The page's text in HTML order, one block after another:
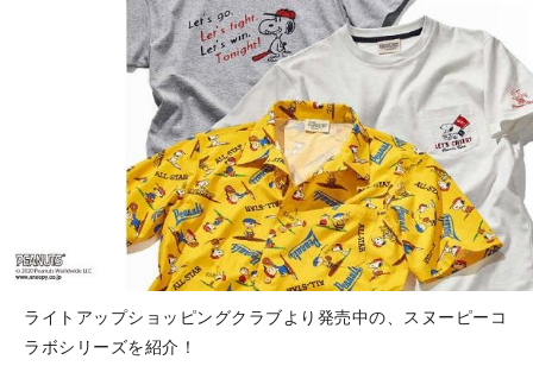
ライトアップショッピングクラブより発売中の、スヌーピーコ
ラボシリーズを紹介！